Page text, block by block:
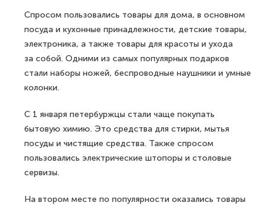
Спросом пользовались товары для дома, в основном
посуда и кухонные принадлежности, детские товары,
электроника, а также товары для красоты и ухода
за собой. Одними из самых популярных подарков
стали наборы ножей, беспроводные наушники и умные
колонки.
С 1 января петербуржцы стали чаще покупать
бытовую химию. Это средства для стирки, мытья
посуды и чистящие средства. Также спросом
пользовались электрические штопоры и столовые
сервизы.
На втором месте по популярности оказались товары